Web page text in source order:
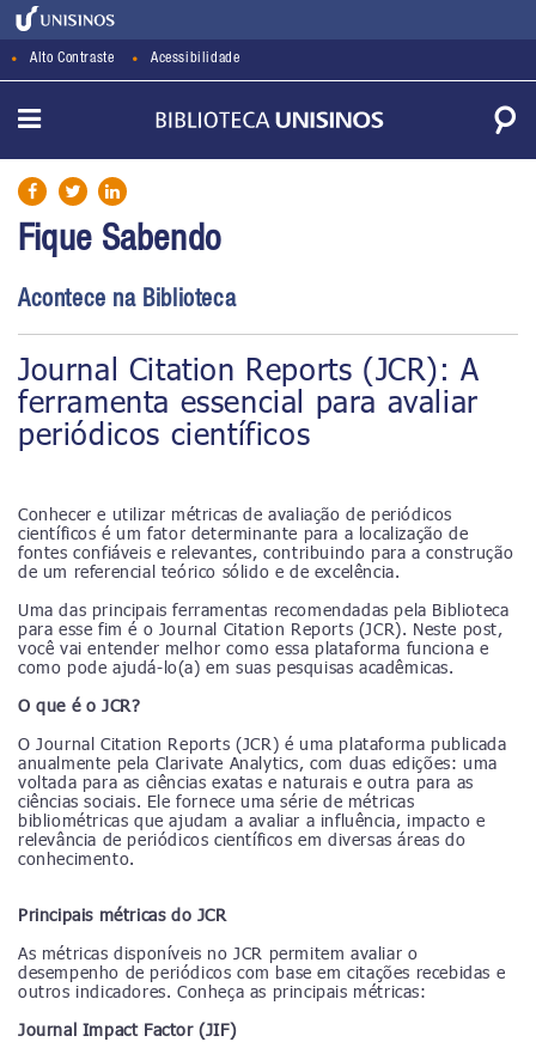
Alto Contraste Acessibilidade
Fique Sabendo
Acontece na Biblioteca
Journal Citation Reports (JCR): A
ferramenta essencial para avaliar
periódicos científicos
Conhecer e utilizar métricas de avaliação de periódicos
científicos é um fator determinante para a localização de
fontes confiáveis e relevantes, contribuindo para a construção
de um referencial teórico sólido e de excelência.
Uma das principais ferramentas recomendadas pela Biblioteca
para esse fim é o Journal Citation Reports (JCR). Neste post,
você vai entender melhor como essa plataforma funciona e
como pode ajudá-lo(a) em suas pesquisas acadêmicas.
O que é o JCR?
O Journal Citation Reports (JCR) é uma plataforma publicada
anualmente pela Clarivate Analytics, com duas edições: uma
voltada para as ciências exatas e naturais e outra para as
ciências sociais. Ele fornece uma série de métricas
bibliométricas que ajudam a avaliar a influência, impacto e
relevância de periódicos científicos em diversas áreas do
conhecimento.
Principais métricas do JCR
As métricas disponíveis no JCR permitem avaliar o
desempenho de periódicos com base em citações recebidas e
outros indicadores. Conheça as principais métricas:
Journal Impact Factor (JIF)